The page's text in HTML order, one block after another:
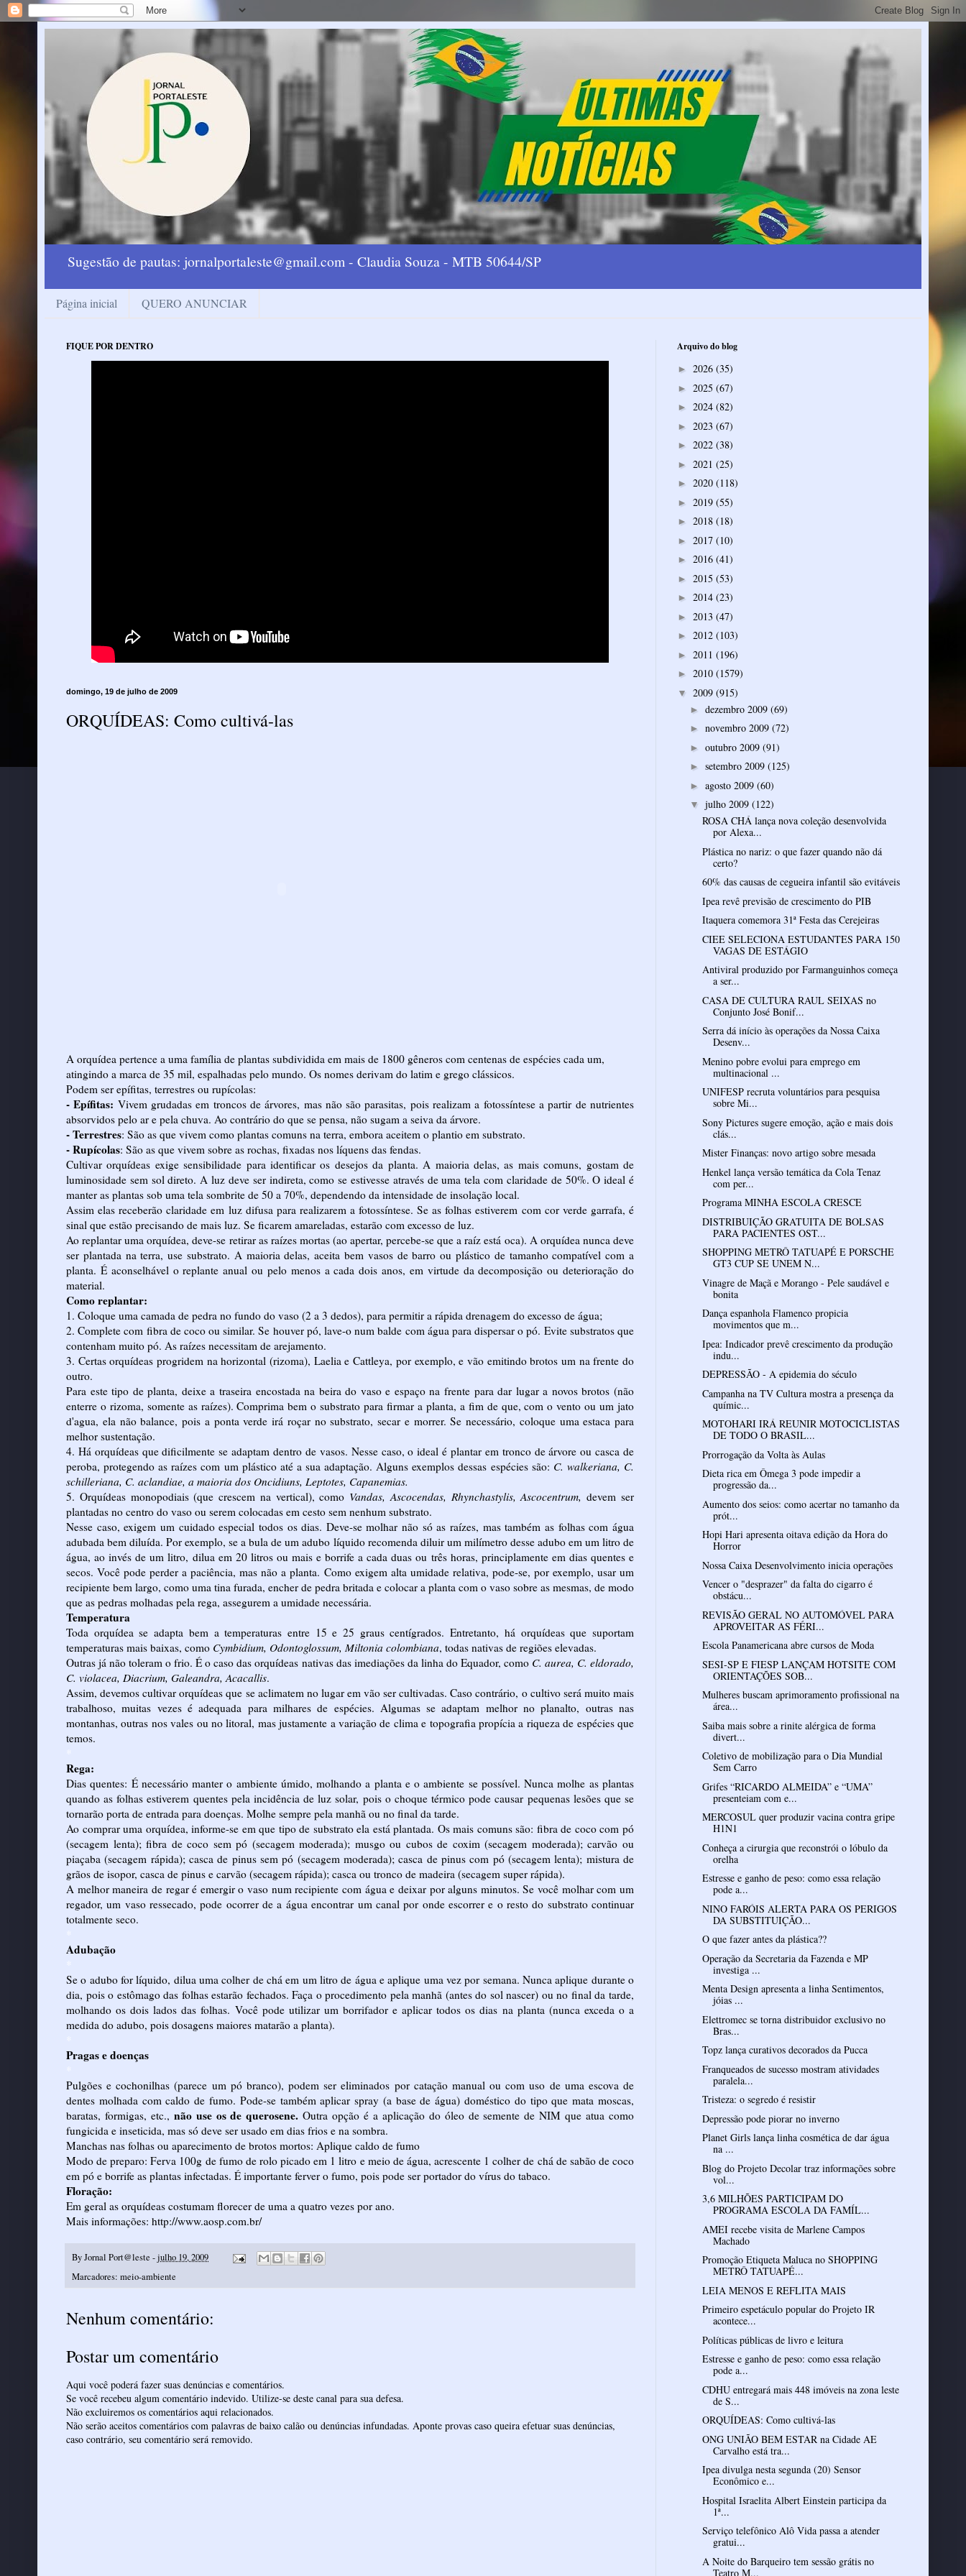
Sugestão de pautas: jornalportaleste@gmail.com - Claudia Souza - MTB 50644/SP
Página inicial QUERO ANUNCIAR
FIQUE POR DENTRO
domingo, 19 de julho de 2009
ORQUÍDEAS: Como cultivá-las
A orquídea pertence a uma família de plantas subdividida em mais de 1800 gêneros com centenas de espécies cada um,
atingindo a marca de 35 mil, espalhadas pelo mundo. Os nomes derivam do latim e grego clássicos.
Podem ser epífitas, terrestres ou rupícolas:
- Epífitas: Vivem grudadas em troncos de árvores, mas não são parasitas, pois realizam a fotossíntese a partir de nutrientes
absorvidos pelo ar e pela chuva. Ao contrário do que se pensa, não sugam a seiva da árvore.
- Terrestres: São as que vivem como plantas comuns na terra, embora aceitem o plantio em substrato.
- Rupícolas: São as que vivem sobre as rochas, fixadas nos líquens das fendas.
Cultivar orquídeas exige sensibilidade para identificar os desejos da planta. A maioria delas, as mais comuns, gostam de
luminosidade sem sol direto. A luz deve ser indireta, como se estivesse através de uma tela com claridade de 50%. O ideal é
manter as plantas sob uma tela sombrite de 50 a 70%, dependendo da intensidade de insolação local.
Assim elas receberão claridade em luz difusa para realizarem a fotossíntese. Se as folhas estiverem com cor verde garrafa, é
sinal que estão precisando de mais luz. Se ficarem amareladas, estarão com excesso de luz.
Ao replantar uma orquídea, deve-se retirar as raízes mortas (ao apertar, percebe-se que a raíz está oca). A orquídea nunca deve
ser plantada na terra, use substrato. A maioria delas, aceita bem vasos de barro ou plástico de tamanho compatível com a
planta. É aconselhável o replante anual ou pelo menos a cada dois anos, em virtude da decomposição ou deterioração do
material.
Como replantar:
1. Coloque uma camada de pedra no fundo do vaso (2 a 3 dedos), para permitir a rápida drenagem do excesso de água;
2. Complete com fibra de coco ou similar. Se houver pó, lave-o num balde com água para dispersar o pó. Evite substratos que
contenham muito pó. As raízes necessitam de arejamento.
3. Certas orquídeas progridem na horizontal (rizoma), Laelia e Cattleya, por exemplo, e vão emitindo brotos um na frente do
outro.
Para este tipo de planta, deixe a traseira encostada na beira do vaso e espaço na frente para dar lugar a novos brotos (não
enterre o rizoma, somente as raízes). Comprima bem o substrato para firmar a planta, a fim de que, com o vento ou um jato
d'agua, ela não balance, pois a ponta verde irá roçar no substrato, secar e morrer. Se necessário, coloque uma estaca para
melhor sustentação.
4. Há orquídeas que dificilmente se adaptam dentro de vasos. Nesse caso, o ideal é plantar em tronco de árvore ou casca de
peroba, protegendo as raízes com um plástico até a sua adaptação. Alguns exemplos dessas espécies são: C. walkeriana, C.
schilleriana, C. aclandiae, a maioria dos Oncidiuns, Leptotes, Capanemias.
5. Orquídeas monopodiais (que crescem na vertical), como Vandas, Ascocendas, Rhynchastylis, Ascocentrum, devem ser
plantadas no centro do vaso ou serem colocadas em cesto sem nenhum substrato.
Nesse caso, exigem um cuidado especial todos os dias. Deve-se molhar não só as raízes, mas também as folhas com água
adubada bem diluída. Por exemplo, se a bula de um adubo líquido recomenda diluir um milímetro desse adubo em um litro de
água, ao invés de um litro, dilua em 20 litros ou mais e borrife a cada duas ou três horas, principlamente em dias quentes e
secos. Você pode perder a paciência, mas não a planta. Como exigem alta umidade relativa, pode-se, por exemplo, usar um
recipiente bem largo, como uma tina furada, encher de pedra britada e colocar a planta com o vaso sobre as mesmas, de modo
que as pedras molhadas pela rega, assegurem a umidade necessária.
Temperatura
Toda orquídea se adapta bem a temperaturas entre 15 e 25 graus centígrados. Entretanto, há orquídeas que suportam
temperaturas mais baixas, como Cymbidium, Odontoglossum, Miltonia colombiana, todas nativas de regiões elevadas.
Outras já não toleram o frio. É o caso das orquídeas nativas das imediações da linha do Equador, como C. aurea, C. eldorado,
C. violacea, Diacrium, Galeandra, Acacallis.
Assim, devemos cultivar orquídeas que se aclimatem no lugar em vão ser cultivadas. Caso contrário, o cultivo será muito mais
trabalhoso, muitas vezes é adequada para milhares de espécies. Algumas se adaptam melhor no planalto, outras nas
montanhas, outras nos vales ou no litoral, mas justamente a variação de clima e topografia propícia a riqueza de espécies que
temos.
Rega:
Dias quentes: É necessário manter o ambiente úmido, molhando a planta e o ambiente se possível. Nunca molhe as plantas
quando as folhas estiverem quentes pela incidência de luz solar, pois o choque térmico pode causar pequenas lesões que se
tornarão porta de entrada para doenças. Molhe sempre pela manhã ou no final da tarde.
Ao comprar uma orquídea, informe-se em que tipo de substrato ela está plantada. Os mais comuns são: fibra de coco com pó
(secagem lenta); fibra de coco sem pó (secagem moderada); musgo ou cubos de coxim (secagem moderada); carvão ou
piaçaba (secagem rápida); casca de pinus sem pó (secagem moderada); casca de pinus com pó (secagem lenta); mistura de
grãos de isopor, casca de pinus e carvão (secagem rápida); casca ou tronco de madeira (secagem super rápida).
A melhor maneira de regar é emergir o vaso num recipiente com água e deixar por alguns minutos. Se você molhar com um
regador, um vaso ressecado, pode ocorrer de a água encontrar um canal por onde escorrer e o resto do substrato continuar
totalmente seco.
Adubação
Se o adubo for líquido, dilua uma colher de chá em um litro de água e aplique uma vez por semana. Nunca aplique durante o
dia, pois o estômago das folhas estarão fechados. Faça o procedimento pela manhã (antes do sol nascer) ou no final da tarde,
molhando os dois lados das folhas. Você pode utilizar um borrifador e aplicar todos os dias na planta (nunca exceda o a
medida do adubo, pois dosagens maiores matarão a planta).
Pragas e doenças
Pulgões e cochonilhas (parece um pó branco), podem ser eliminados por catação manual ou com uso de uma escova de
dentes molhada com caldo de fumo. Pode-se também aplicar spray (a base de água) doméstico do tipo que mata moscas,
baratas, formigas, etc., não use os de querosene.Outra opção é a aplicação do óleo de semente de NIM que atua como
fungicida e inseticida, mas só deve ser usado em dias frios e na sombra.
Manchas nas folhas ou aparecimento de brotos mortos: Aplique caldo de fumo
Modo de preparo: Ferva 100g de fumo de rolo picado em 1 litro e meio de água, acrescente 1 colher de chá de sabão de coco
em pó e borrife as plantas infectadas. É importante ferver o fumo, pois pode ser portador do vírus do tabaco.
Floração:
Em geral as orquídeas costumam florecer de uma a quatro vezes por ano.
Mais informações: http://www.aosp.com.br/
ByJornal Port@leste -julho 19, 2009
Marcadores: meio-ambiente
Nenhum comentário:
Postar um comentário
Aqui você poderá fazer suas denúncias e comentários.
Se você recebeu algum comentário indevido. Utilize-se deste canal para sua defesa.
Não excluiremos os comentários aqui relacionados.
Não serão aceitos comentários com palavras de baixo calão ou denúncias infundadas. Aponte provas caso queira efetuar suas denúncias,
caso contrário, seu comentário será removido.
Arquivo do blog
► 2026 (35)
► 2025 (67)
► 2024 (82)
► 2023 (67)
► 2022 (38)
► 2021 (25)
► 2020 (118)
► 2019 (55)
► 2018 (18)
► 2017 (10)
► 2016 (41)
► 2015 (53)
► 2014 (23)
► 2013 (47)
► 2012 (103)
► 2011 (196)
► 2010 (1579)
▼ 2009 (915)
► dezembro 2009 (69)
► novembro 2009 (72)
► outubro 2009 (91)
► setembro 2009 (125)
► agosto 2009 (60)
▼ julho 2009 (122)
ROSA CHÁ lança nova coleção desenvolvida
por Alexa...
Plástica no nariz: o que fazer quando não dá
certo?
60% das causas de cegueira infantil são evitáveis
Ipea revê previsão de crescimento do PIB
Itaquera comemora 31ª Festa das Cerejeiras
CIEE SELECIONA ESTUDANTES PARA 150
VAGAS DE ESTÁGIO
Antiviral produzido por Farmanguinhos começa
a ser...
CASA DE CULTURA RAUL SEIXAS no
Conjunto José Bonif...
Serra dá início às operações da Nossa Caixa
Desenv...
Menino pobre evolui para emprego em
multinacional ...
UNIFESP recruta voluntários para pesquisa
sobre Mi...
Sony Pictures sugere emoção, ação e mais dois
clás...
Mister Finanças: novo artigo sobre mesada
Henkel lança versão temática da Cola Tenaz
com per...
Programa MINHA ESCOLA CRESCE
DISTRIBUIÇÃO GRATUITA DE BOLSAS
PARA PACIENTES OST...
SHOPPING METRÔ TATUAPÉ E PORSCHE
GT3 CUP SE UNEM N...
Vinagre de Maçã e Morango - Pele saudável e
bonita
Dança espanhola Flamenco propicia
movimentos que m...
Ipea: Indicador prevê crescimento da produção
indu...
DEPRESSÃO - A epidemia do século
Campanha na TV Cultura mostra a presença da
químic...
MOTOHARI IRÁ REUNIR MOTOCICLISTAS
DE TODO O BRASIL...
Prorrogação da Volta às Aulas
Dieta rica em Ômega 3 pode impedir a
progressão da...
Aumento dos seios: como acertar no tamanho da
prót...
Hopi Hari apresenta oitava edição da Hora do
Horror
Nossa Caixa Desenvolvimento inicia operações
Vencer o "desprazer" da falta do cigarro é
obstácu...
REVISÃO GERAL NO AUTOMÓVEL PARA
APROVEITAR AS FÉRI...
Escola Panamericana abre cursos de Moda
SESI-SP E FIESP LANÇAM HOTSITE COM
ORIENTAÇÕES SOB...
Mulheres buscam aprimoramento profissional na
área...
Saiba mais sobre a rinite alérgica de forma
divert...
Coletivo de mobilização para o Dia Mundial
Sem Carro
Grifes “RICARDO ALMEIDA” e “UMA”
presenteiam com e...
MERCOSUL quer produzir vacina contra gripe
H1N1
Conheça a cirurgia que reconstrói o lóbulo da
orelha
Estresse e ganho de peso: como essa relação
pode a...
NINO FARÓIS ALERTA PARA OS PERIGOS
DA SUBSTITUIÇÃO...
O que fazer antes da plástica??
Operação da Secretaria da Fazenda e MP
investiga ...
Menta Design apresenta a linha Sentimentos,
jóias ...
Elettromec se torna distribuidor exclusivo no
Bras...
Topz lança curativos decorados da Pucca
Franqueados de sucesso mostram atividades
paralela...
Tristeza: o segredo é resistir
Depressão pode piorar no inverno
Planet Girls lança linha cosmética de dar água
na ...
Blog do Projeto Decolar traz informações sobre
vol...
3,6 MILHÕES PARTICIPAM DO
PROGRAMA ESCOLA DA FAMÍL...
AMEI recebe visita de Marlene Campos
Machado
Promoção Etiqueta Maluca no SHOPPING
METRÔ TATUAPÉ...
LEIA MENOS E REFLITA MAIS
Primeiro espetáculo popular do Projeto IR
acontece...
Políticas públicas de livro e leitura
Estresse e ganho de peso: como essa relação
pode a...
CDHU entregará mais 448 imóveis na zona leste
de S...
ORQUÍDEAS: Como cultivá-las
ONG UNIÃO BEM ESTAR na Cidade AE
Carvalho está tra...
Ipea divulga nesta segunda (20) Sensor
Econômico e...
Hospital Israelita Albert Einstein participa da
1ª...
Serviço telefônico Alô Vida passa a atender
gratui...
A Noite do Barqueiro tem sessão grátis no
Teatro M...